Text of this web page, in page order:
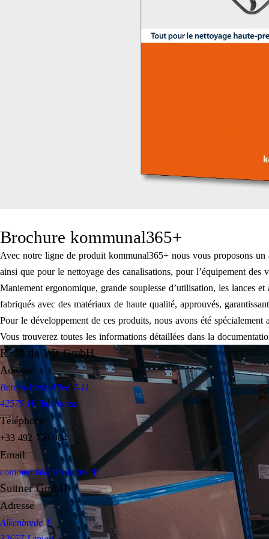
Brochure kommunal365+
Avec notre ligne de produit kommunal365+ nous vous proposons
ainsi que pour le nettoyage des canalisations, pour l’équipement des
Maniement ergonomique, grande souplesse d’utilisation, les lances
fabriqués avec des matériaux de haute qualité, approuvés,
Pour le développement de ces produits, nous avons été
Vous trouverez toutes les informations détaillées dans la
R+M de Wit GmbH
Adresse
Bertha-Benz-Allee 7-11
42579 Heiligenhaus
Téléphone
+33 492 798 984
Email
commercial@rm-suttner.fr
Suttner GmbH
Adresse
Alkenbrede 1